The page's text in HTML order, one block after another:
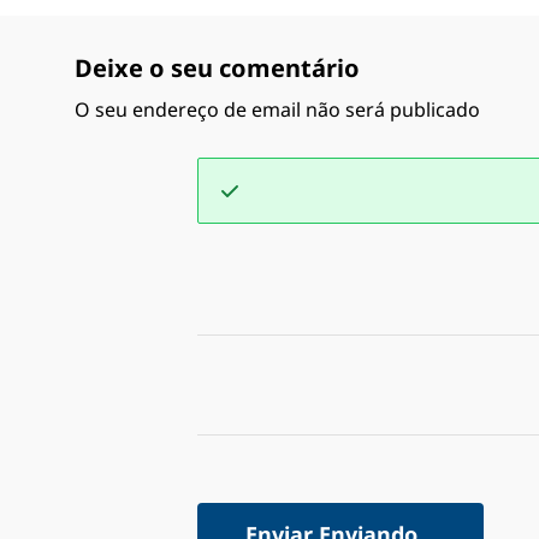
Deixe o seu comentário
O seu endereço de email não será publicado